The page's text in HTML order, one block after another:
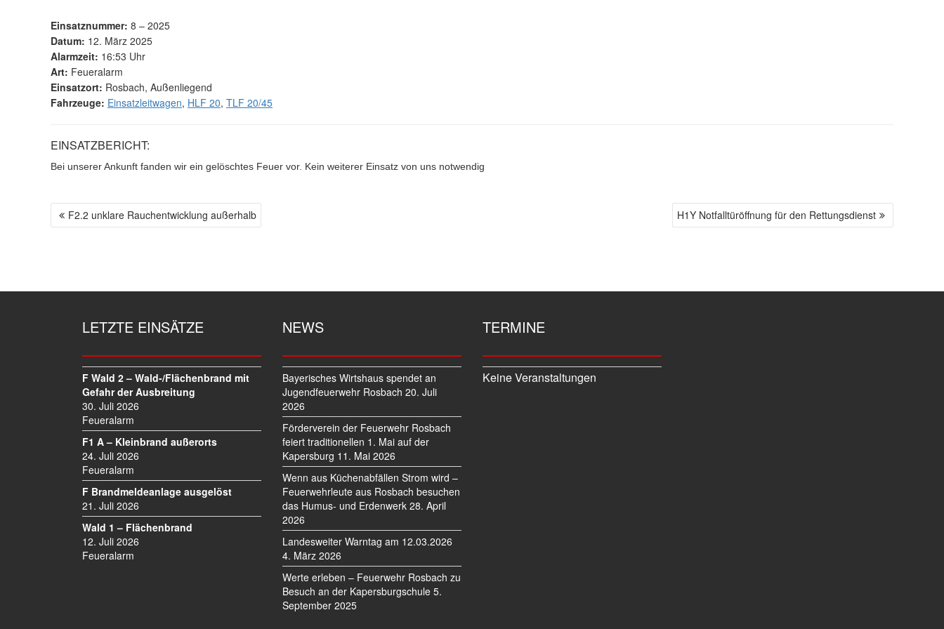
Einsatznummer: 8 – 2025
Datum: 12. März 2025
Alarmzeit: 16:53 Uhr
Art: Feueralarm
Einsatzort: Rosbach, Außenliegend
Fahrzeuge: Einsatzleitwagen, HLF 20, TLF 20/45
EINSATZBERICHT:
Bei unserer Ankunft fanden wir ein gelöschtes Feuer vor. Kein weiterer Einsatz von uns notwendig
B
R
F2.2 unklare Rauchentwicklung außerhalb H1Y Notfalltüröffnung für den Rettungsdienst
LETZTE EINSÄTZE
F Wald 2 – Wald-/Flächenbrand mit
Gefahr der Ausbreitung
30. Juli 2026
Feueralarm
F1 A – Kleinbrand außerorts
24. Juli 2026
Feueralarm
F Brandmeldeanlage ausgelöst
21. Juli 2026
Wald 1 – Flächenbrand
12. Juli 2026
Feueralarm
NEWS
Bayerisches Wirtshaus spendet an
Jugendfeuerwehr Rosbach 20. Juli
2026
Förderverein der Feuerwehr Rosbach
feiert traditionellen 1. Mai auf der
Kapersburg 11. Mai 2026
Wenn aus Küchenabfällen Strom wird –
Feuerwehrleute aus Rosbach besuchen
das Humus- und Erdenwerk 28. April
2026
Landesweiter Warntag am 12.03.2026
4. März 2026
Werte erleben – Feuerwehr Rosbach zu
Besuch an der Kapersburgschule 5.
September 2025
TERMINE
Keine Veranstaltungen